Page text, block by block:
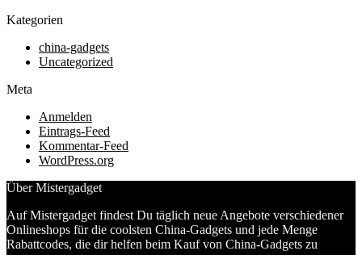
Kategorien
china-gadgets
Uncategorized
Meta
Anmelden
Eintrags-Feed
Kommentar-Feed
WordPress.org
Über Mistergadget
Auf Mistergadget findest Du täglich neue Angebote verschiedener
Onlineshops für die coolsten China-Gadgets und jede Menge
Rabattcodes, die dir helfen beim Kauf von China-Gadgets zu